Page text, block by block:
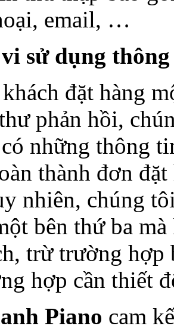
email, …
sử dụng
đặt hàng
phản hồi,
những thông
thành đơn
nhiên, chúng
bên thứ ba
trừ trường hợp
hợp cần thiết
Piano cam